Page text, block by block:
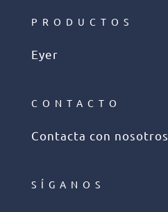
PRODUCTOS
Eyer
CONTACTO
Contacta con nosotros
SÍGANOS